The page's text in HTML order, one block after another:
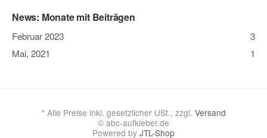
News: Monate mit Beiträgen
Februar 2023
3
Mai, 2021
1
*Alle Preise inkl. gesetzlicher USt., zzgl. Versand
© abc-aufkleber.de
Powered by JTL-Shop